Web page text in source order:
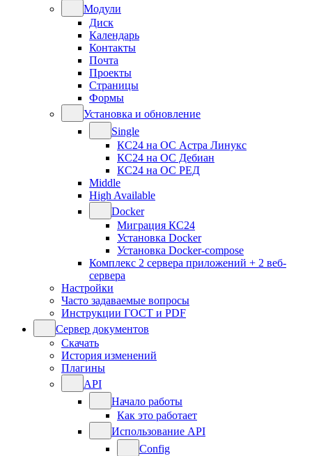
Модули
Диск
Календарь
Контакты
Почта
Проекты
Страницы
Формы
Установка и обновление
Single
КС24 на ОС Астра Линукс
КС24 на ОС Дебиан
КС24 на ОС РЕД
Middle
High Available
Docker
Миграция КС24
Установка Docker
Установка Docker-compose
Комплекс 2 сервера приложений + 2 веб-
сервера
Настройки
Часто задаваемые вопросы
Инструкции ГОСТ и PDF
Сервер документов
Скачать
История изменений
Плагины
API
Начало работы
Как это работает
Использование API
Config